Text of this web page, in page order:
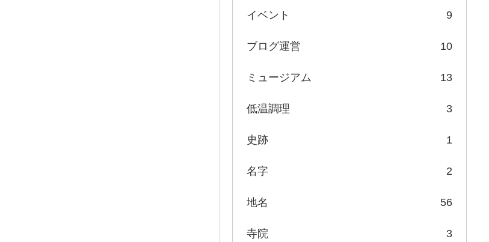
イベント 9
ブログ運営 10
ミュージアム 13
低温調理 3
史跡 1
名字 2
地名 56
寺院 3